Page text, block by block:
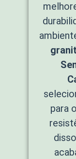
para